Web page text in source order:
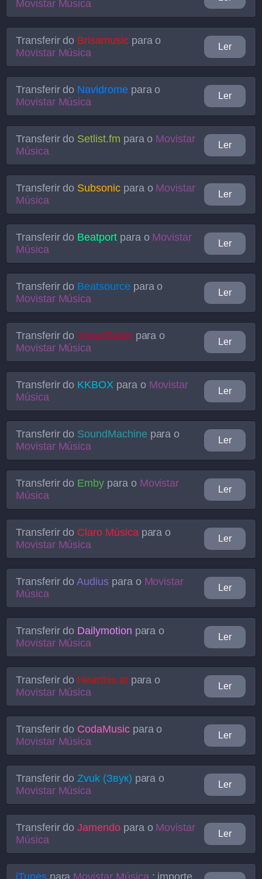
Movistar Música
Transferir do Brisamusicpara o
Movistar Música
Ler
Transferir do Navidromepara o
Movistar Música
Ler
Transferir do Setlist.fm para o Movistar
Música
Ler
Transferir do Subsonicpara o Movistar
Música
Ler
Transferir do Beatportpara o Movistar
Música
Ler
Transferir do Beatsourcepara o
Movistar Música
Ler
Transferir do iHeartRadiopara o
Movistar Música
Ler
Transferir do KKBOXpara o Movistar
Música
Ler
Transferir do SoundMachine para o
Movistar Música
Ler
Transferir do Emby para o Movistar
Música
Ler
Transferir do Claro Músicapara o
Movistar Música
Ler
Transferir doAudiuspara o Movistar
Música
Ler
Transferir do Dailymotion para o
Movistar Música
Ler
Transferir do Hearthis.atpara o
Movistar Música
Ler
Transferir do CodaMusicpara o
Movistar Música
Ler
Transferir doZvuk (Звук) para o
Movistar Música
Ler
Transferir doJamendopara o Movistar
Música
Ler
iTunespara Movistar Música: importe